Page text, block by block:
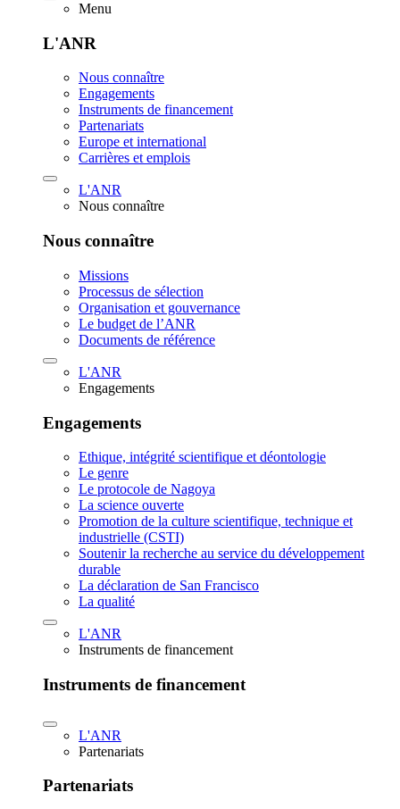
Menu
L'ANR
Nous connaître
Engagements
Instruments de financement
Partenariats
Europe et international
Carrières et emplois
L'ANR
Nous connaître
Nous connaître
Missions
Processus de sélection
Organisation et gouvernance
Le budget de l’ANR
Documents de référence
L'ANR
Engagements
Engagements
Ethique, intégrité scientifique et déontologie
Le genre
Le protocole de Nagoya
La science ouverte
Promotion de la culture scientifique, technique et
industrielle (CSTI)
Soutenir la recherche au service du développement
durable
La déclaration de San Francisco
La qualité
L'ANR
Instruments de financement
Instruments de financement
L'ANR
Partenariats
Partenariats